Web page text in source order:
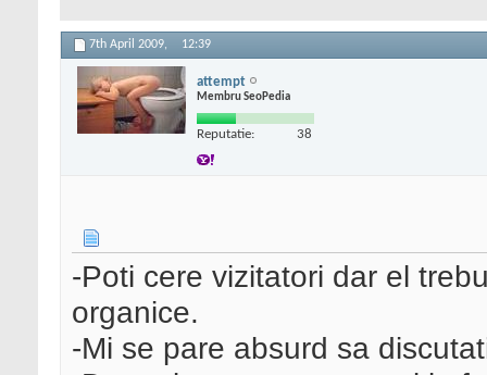
7th April 2009, 12:39
attempt
Membru SeoPedia
Reputatie: 38
-Poti cere vizitatori dar el
organice.
-Mi se pare absurd sa